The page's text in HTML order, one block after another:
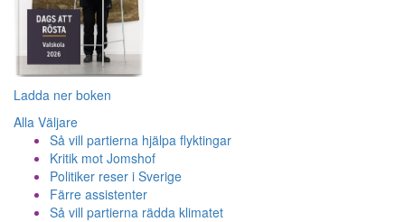
Ladda ner boken
Alla Väljare
Så vill partierna hjälpa flyktingar
Kritik mot Jomshof
Politiker reser i Sverige
Färre assistenter
Så vill partierna rädda klimatet